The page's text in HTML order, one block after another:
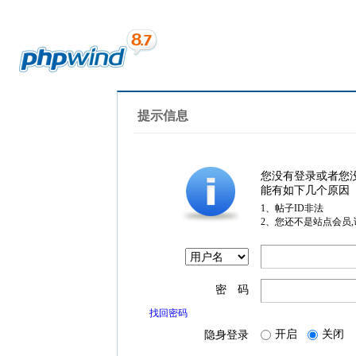
提示信息
您没有登录或者您
能有如下几个原因
1、帖子ID非法
2、您还不是站点会员
密 码
找回密码
隐身登录 开启 关闭